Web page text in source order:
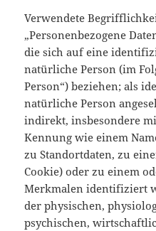
Verwendete
„Personenbezogene
die sich auf eine
natürliche Person (im
Person“) beziehen; als
natürliche Person
indirekt, insbesondere
Kennung wie einem
zu Standortdaten, zu
Cookie) oder zu einem
Merkmalen identifiziert
der physischen,
psychischen,